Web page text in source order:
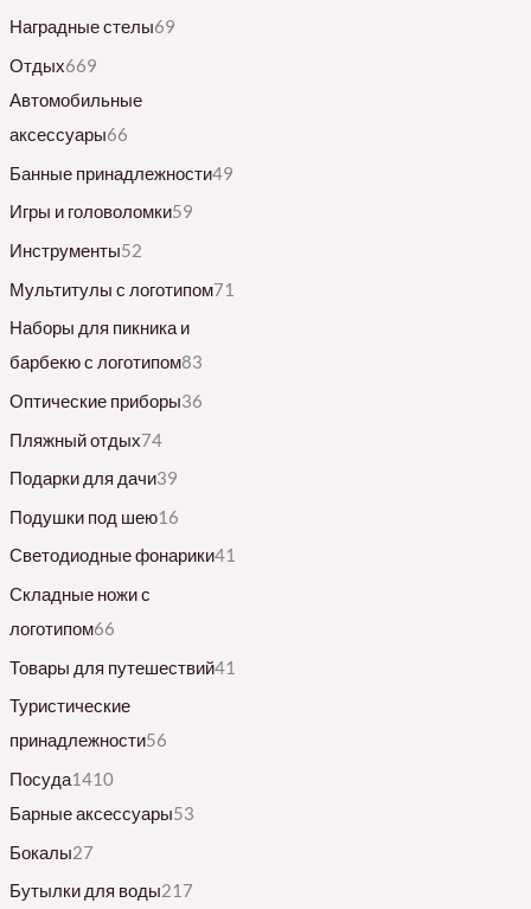
Наградные стелы69
Отдых669
Автомобильные
аксессуары66
Банные принадлежности49
Игры и головоломки59
Инструменты52
Мультитулы с логотипом71
Наборы для пикника и
барбекю с логотипом83
Оптические приборы36
Пляжный отдых74
Подарки для дачи39
Подушки под шею16
Светодиодные фонарики41
Складные ножи с
логотипом66
Товары для путешествий41
Туристические
принадлежности56
Посуда1410
Барные аксессуары53
Бокалы27
Бутылки для воды217